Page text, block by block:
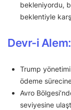
bekleniyordu,
beklentiyle
Devr-i
Trump
ödeme
Avro
seviyesine